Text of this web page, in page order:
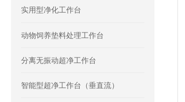
实用型净化工作台
动物饲养垫料处理工作台
分离无振动超净工作台
智能型超净工作台（垂直流）